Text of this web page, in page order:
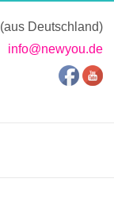
(aus Deutschland)
info@newyou.de